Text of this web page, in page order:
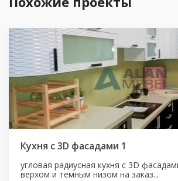
Кухня с 3D фасадами 1
угловая радиусная кухня с 3D
верхом и темным низом на заказ...